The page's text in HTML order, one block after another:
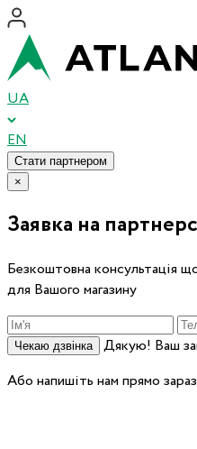
UA
EN
Стати партнером
×
Заявка на
Безкоштовна консультація
для Вашого магазину
Чекаю дзвінка
Дякую! Ваш
Або напишіть нам прямо зараз